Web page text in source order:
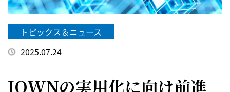
トピックス＆ニュース
2025.07.24
IOWNの実用化に向け前進